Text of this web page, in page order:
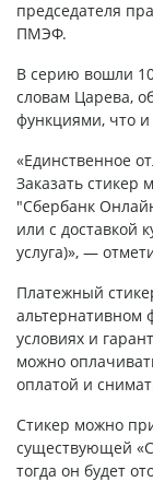
председателя
ПМЭФ.
В серию вошли
словам Царева,
функциями, что
«Единственное
Заказать
"Сбербанк
или с доставкой
услуга)», —
Платежный
альтернативном
условиях и
можно
оплатой и
Стикер можно
существующей
тогда он будет